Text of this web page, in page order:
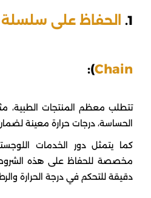
1. الحفاظ على سلسلة
Chain
):
تتطلب معظم المنتجات الطبية،
الحساسة، درجات حرارة معينة
كما يتمثل دور الخدمات
مخصصة للحفاظ على هذه
دقيقة للتحكم في درجة الحرارة